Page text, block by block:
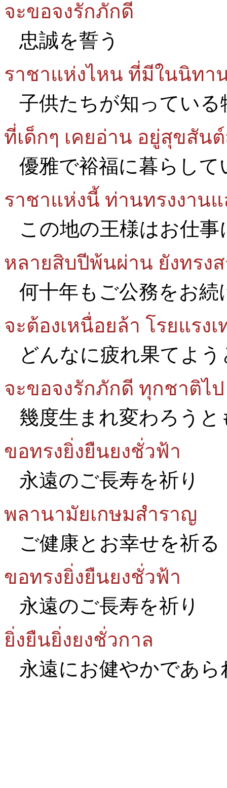
จะขอจงรักภักดี
忠誠を誓う
ราชาแห่งไหน ที่มีในนิทา
子供たちが知ってい
ที่เด็กๆ เคยอ่าน อยู่สุขสัน
優雅で裕福に暮らして
ราชาแห่งนี้ ท่านทรงงาน
この地の王様はお仕
หลายสิบปีพ้นผ่าน ยังทรง
何十年もご公務をお続
จะต้องเหนื่อยล้า โรยแรงเ
どんなに疲れ果てよう
จะขอจงรักภักดี ทุกชาติไป
幾度生まれ変わろうと
ขอทรงยิ่งยืนยงชั่วฟ้า
永遠のご長寿を祈り
พลานามัยเกษมสำราญ
ご健康とお幸せを祈る
ขอทรงยิ่งยืนยงชั่วฟ้า
永遠のご長寿を祈り
ยิ่งยืนยิ่งยงชั่วกาล
永遠にお健やかであ